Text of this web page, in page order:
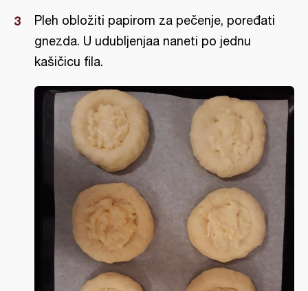
Pleh obložiti papirom za pečenje, poređati
gnezda. U udubljenjaa naneti po jednu
kašičicu fila.